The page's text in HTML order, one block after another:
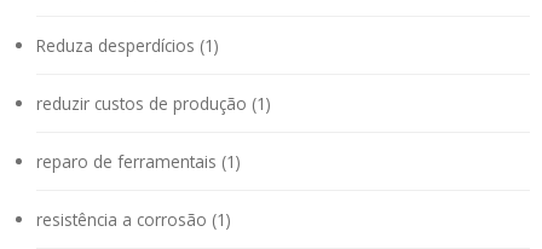
Reduza desperdícios (1)
reduzir custos de produção (1)
reparo de ferramentais (1)
resistência a corrosão (1)